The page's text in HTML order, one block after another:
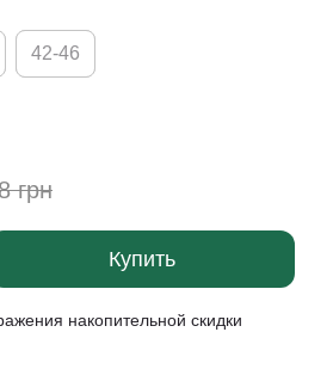
42-46
грн
Купить
накопительной скидки